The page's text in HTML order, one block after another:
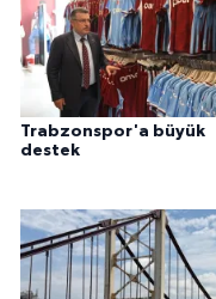
Trabzonspor'a büyük
destek